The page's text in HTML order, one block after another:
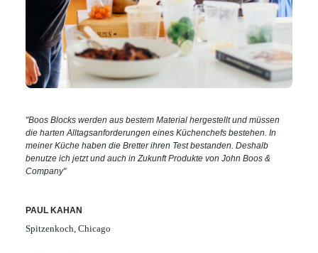
"Boos Blocks werden aus bestem Material hergestellt und müssen
die harten Alltagsanforderungen eines Küchenchefs bestehen. In
meiner Küche haben die Bretter ihren Test bestanden. Deshalb
benutze ich jetzt und auch in Zukunft Produkte von John Boos &
Company"
PAUL KAHAN
Spitzenkoch, Chicago